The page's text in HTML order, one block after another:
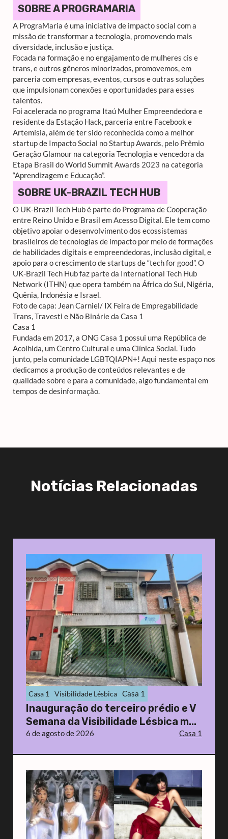
SOBRE A PROGRAMARIA
A PrograMaria é uma iniciativa de impacto social com a
missão de transformar a tecnologia, promovendo mais
diversidade, inclusão e justiça.
Focada na formação e no engajamento de mulheres cis e
trans, e outros gêneros minorizados, promovemos, em
parceria com empresas, eventos, cursos e outras soluções
que impulsionam conexões e oportunidades para esses
talentos.
Foi acelerada no programa Itaú Mulher Empreendedora e
residente da Estação Hack, parceria entre Facebook e
Artemísia, além de ter sido reconhecida como a melhor
startup de Impacto Social no Startup Awards, pelo Prêmio
Geração Glamour na categoria Tecnologia e vencedora da
Etapa Brasil do World Summit Awards 2023 na categoria
“Aprendizagem e Educação”.
SOBRE UK-BRAZIL TECH HUB
O UK-Brazil Tech Hub é parte do Programa de Cooperação
entre Reino Unido e Brasil em Acesso Digital. Ele tem como
objetivo apoiar o desenvolvimento dos ecossistemas
brasileiros de tecnologias de impacto por meio de formações
de habilidades digitais e empreendedoras, inclusão digital, e
apoio para o crescimento de startups de “tech for good”. O
UK-Brazil Tech Hub faz parte da International Tech Hub
Network (ITHN) que opera também na África do Sul, Nigéria,
Quênia, Indonésia e Israel.
Foto de capa: Jean Carniel/ IX Feira de Empregabilidade
Trans, Travesti e Não Binárie da Casa 1
Casa 1
Fundada em 2017, a ONG Casa 1 possui uma República de
Acolhida, um Centro Cultural e uma Clínica Social. Tudo
junto, pela comunidade LGBTQIAPN+! Aqui neste espaço nos
dedicamos a produção de conteúdos relevantes e de
qualidade sobre e para a comunidade, algo fundamental em
tempos de desinformação.
Notícias Relacionadas
Casa 1 Visibilidade Lésbica Casa 1
Inauguração do terceiro prédio e V
Semana da Visibilidade Lésbica m...
6 de agosto de 2026 Casa 1